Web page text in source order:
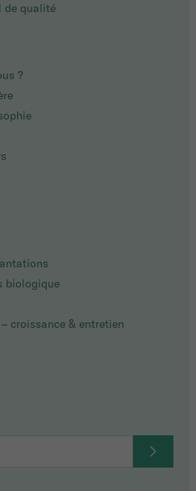
de qualité
?
biologique
croissance & entretien